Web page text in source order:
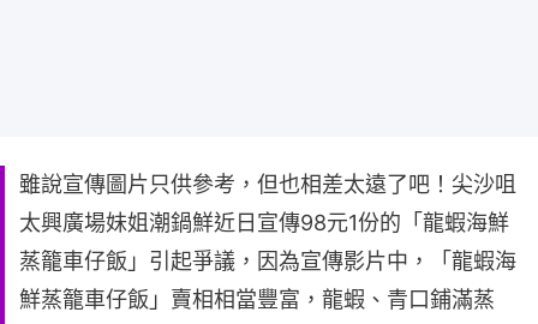
雖說宣傳圖片只供參考，但也相差太遠了吧！尖沙咀
太興廣場妹姐潮鍋鮮近日宣傳98元1份的「龍蝦海鮮
蒸籠車仔飯」引起爭議，因為宣傳影片中，「龍蝦海
鮮蒸籠車仔飯」賣相相當豐富，龍蝦、青口鋪滿蒸